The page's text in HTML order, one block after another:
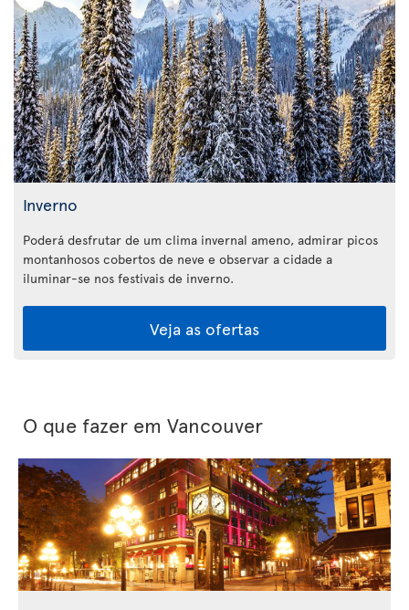
Inverno
Poderá desfrutar de um clima invernal ameno, admirar picos
montanhosos cobertos de neve e observar a cidade a
iluminar-se nos festivais de inverno.
Veja as ofertas
O que fazer em Vancouver